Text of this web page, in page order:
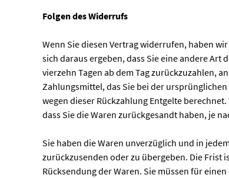
Folgen des Widerrufs
Wenn Sie diesen Vertrag widerrufen, haben
sich daraus ergeben, dass Sie eine andere
vierzehn Tagen ab dem Tag zurückzuzahlen,
Zahlungsmittel, das Sie bei der
wegen dieser Rückzahlung Entgelte
dass Sie die Waren zurückgesandt haben, je
Sie haben die Waren unverzüglich und in
zurückzusenden oder zu übergeben. Die Frist
Rücksendung der Waren. Sie müssen für